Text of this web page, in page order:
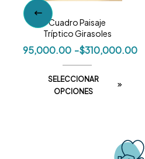
Cuadro Paisaje
Tríptico Girasoles
95,000.00 -$310,000.00
SELECCIONAR
OPCIONES